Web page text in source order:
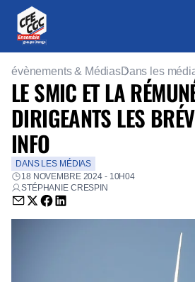
évènements & MédiasDans les
LE SMIC ET LA
DIRIGEANTS LES
INFO
DANS LES MÉDIAS
18 NOVEMBRE 2024 - 10H04
STÉPHANIE CRESPIN
Envoyer par email (nouvelle fenêtre)
Partager sur Twitter (nouvelle
Partager sur Facebook
Partager sur LinkedIn